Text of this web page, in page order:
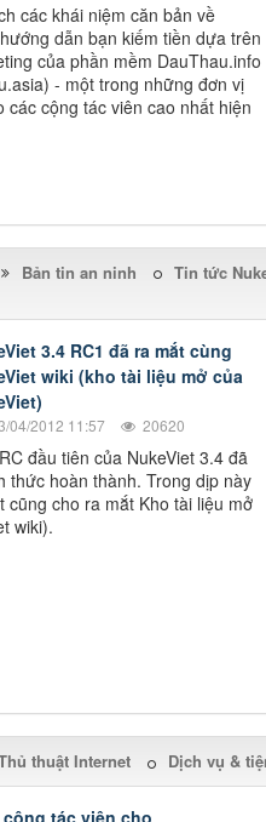
các khái niệm căn bản về
dẫn bạn kiếm tiền dựa trên
của phần mềm DauThau.info
- một trong những đơn vị
các cộng tác viên cao nhất hiện
Bản tin an ninh
Tin tức
3.4 RC1 đã ra mắt cùng
wiki (kho tài liệu mở của
04/2012 11:57 20620
đầu tiên của NukeViet 3.4 đã
thức hoàn thành. Trong dịp này
cũng cho ra mắt Kho tài liệu mở
wiki).
thuật Internet Dịch vụ &
cộng tác viên cho